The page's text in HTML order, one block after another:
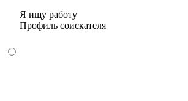
Я ищу работу
Профиль соискателя